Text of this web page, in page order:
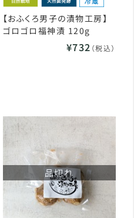
【おふくろ男子の漬物工房】
ゴロゴロ福神漬 120g
¥732 （税込）
品切れ